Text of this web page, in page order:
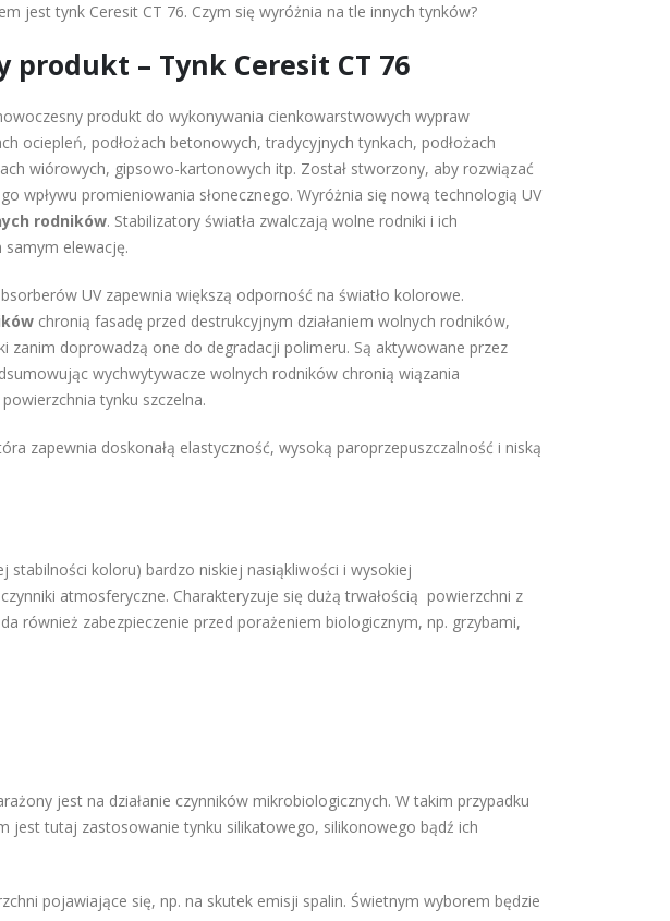
jest tynk Ceresit CT 76. Czym się wyróżnia na tle innych tynków?
produkt – Tynk Ceresit CT 76
produkt do wykonywania cienkowarstwowych wypraw
ociepleń, podłożach betonowych, tradycyjnych tynkach, podłożach
wiórowych, gipsowo-kartonowych itp. Został stworzony, aby rozwiązać
wpływu promieniowania słonecznego. Wyróżnia się nową technologią UV
rodników. Stabilizatory światła zwalczają wolne rodniki i ich
elewację.
UV zapewnia większą odporność na światło kolorowe.
chronią fasadę przed destrukcyjnym działaniem wolnych rodników,
zanim doprowadzą one do degradacji polimeru. Są aktywowane przez
wychwytywacze wolnych rodników chronią wiązania
tynku szczelna.
zapewnia doskonałą elastyczność, wysoką paroprzepuszczalność i niską
koloru) bardzo niskiej nasiąkliwości i wysokiej
atmosferyczne. Charakteryzuje się dużą trwałością powierzchni z
również zabezpieczenie przed porażeniem biologicznym, np. grzybami,
jest na działanie czynników mikrobiologicznych. W takim przypadku
jest tutaj zastosowanie tynku silikatowego, silikonowego bądź ich
pojawiające się, np. na skutek emisji spalin. Świetnym wyborem będzie